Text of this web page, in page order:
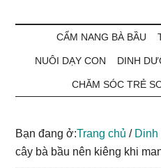
Bà
Bầu
Cần
Biết
bé
CẨM NANG BÀ BẦU
NUÔI DẠY CON DINH
CHĂM SÓC TRẺ
Bạn đang ở:Trang chủ /
cây bà bầu nên kiêng khi